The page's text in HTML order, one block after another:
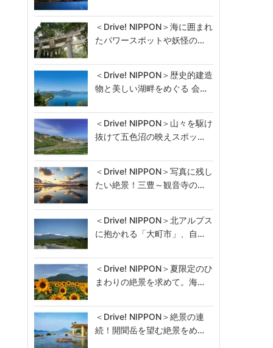
＜Drive! NIPPON＞海に囲まれ
たパワースポットや妖怪の…
＜Drive! NIPPON＞歴史的建造
物と美しい湖畔をめぐる 会…
＜Drive! NIPPON＞山々を駆け
抜けて五色沼の映えスポッ…
＜Drive! NIPPON＞写真に残し
たい絶景！三豊～観音寺の…
＜Drive! NIPPON＞北アルプス
に抱かれる「大町市」、自…
＜Drive! NIPPON＞夏限定のひ
まわりの絶景を求めて。海…
＜Drive! NIPPON＞絶景の連
続！開聞岳を望む絶景をめ…